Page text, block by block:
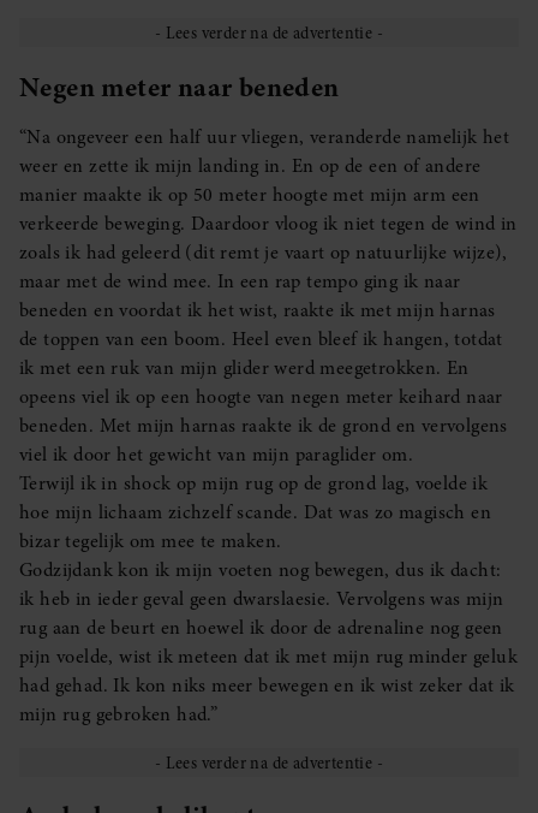
Negen meter naar beneden
“Na ongeveer een half uur vliegen, veranderde namelijk het
weer en zette ik mijn landing in. En op de een of andere
manier maakte ik op 50 meter hoogte met mijn arm een
verkeerde beweging. Daardoor vloog ik niet tegen de wind in
zoals ik had geleerd (dit remt je vaart op natuurlijke wijze),
maar met de wind mee. In een rap tempo ging ik naar
beneden en voordat ik het wist, raakte ik met mijn harnas
de toppen van een boom. Heel even bleef ik hangen, totdat
ik met een ruk van mijn glider werd meegetrokken. En
opeens viel ik op een hoogte van negen meter keihard naar
beneden. Met mijn harnas raakte ik de grond en vervolgens
viel ik door het gewicht van mijn paraglider om.
Terwijl ik in shock op mijn rug op de grond lag, voelde ik
hoe mijn lichaam zichzelf scande. Dat was zo magisch en
bizar tegelijk om mee te maken.
Godzijdank kon ik mijn voeten nog bewegen, dus ik dacht:
ik heb in ieder geval geen dwarslaesie. Vervolgens was mijn
rug aan de beurt en hoewel ik door de adrenaline nog geen
pijn voelde, wist ik meteen dat ik met mijn rug minder geluk
had gehad. Ik kon niks meer bewegen en ik wist zeker dat ik
mijn rug gebroken had.”